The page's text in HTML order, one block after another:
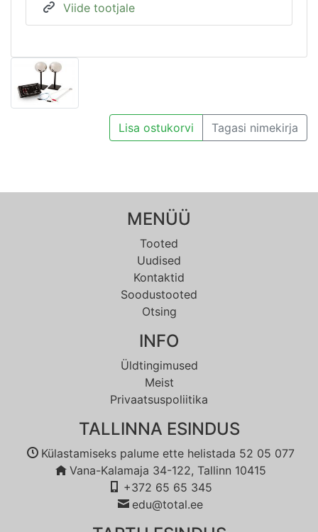
Viide tootjale
Lisa ostukorvi Tagasi nimekirja
MENÜÜ
Tooted
Uudised
Kontaktid
Soodustooted
Otsing
INFO
Üldtingimused
Meist
Privaatsuspoliitika
TALLINNA ESINDUS
Külastamiseks palume ette helistada 52 05 077
Vana-Kalamaja 34-122, Tallinn 10415
+372 65 65 345
edu@total.ee